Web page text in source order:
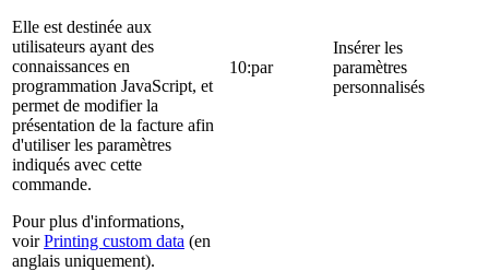
Elle est destinée aux
utilisateurs ayant des
connaissances en
programmation JavaScript, et
permet de modifier la
présentation de la facture afin
d'utiliser les paramètres
indiqués avec cette
commande.
Pour plus d'informations,
voirPrinting custom data (en
anglais uniquement).
10:par
Insérer les
paramètres
personnalisés